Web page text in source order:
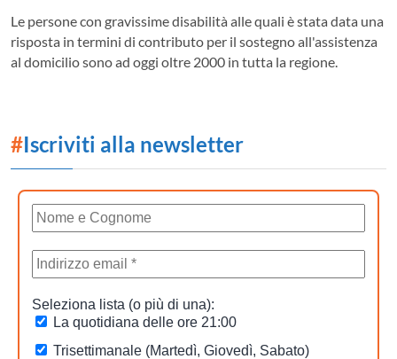
Le persone con gravissime disabilità alle quali è stata data una
risposta in termini di contributo per il sostegno all'assistenza
al domicilio sono ad oggi oltre 2000 in tutta la regione.
#Iscriviti alla newsletter